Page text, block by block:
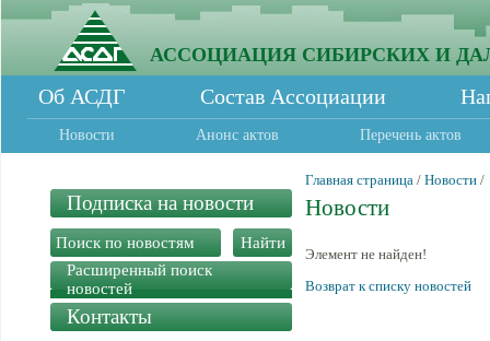
АССОЦИАЦИЯ СИБИРСКИХ И
Об АСДГ Состав Ассоциации
Новости Анонс актов Перечень актов
Подписка на новости
Расширенный поиск
новостей
Контакты
Главная страница / Новости /
Новости
Элемент не найден!
Возврат к списку новостей